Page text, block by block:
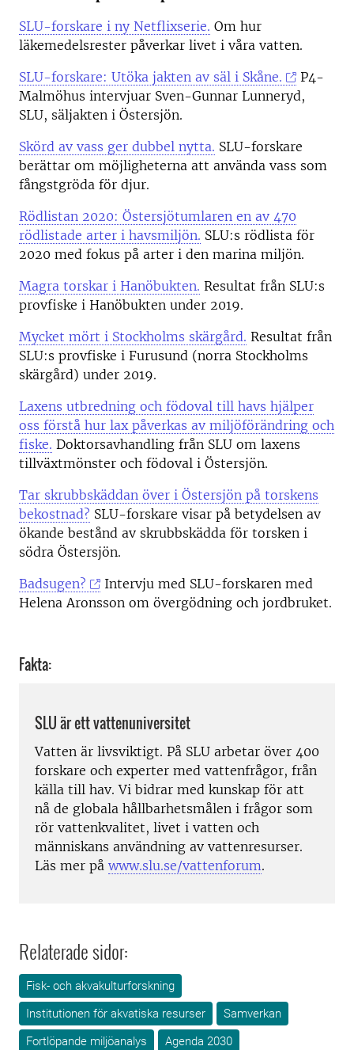
SLU-forskare i ny Netflixserie. Om hur
läkemedelsrester påverkar livet i våra vatten.
SLU-forskare: Utöka jakten av säl i Skåne.
P4-
Malmöhus intervjuar Sven-Gunnar Lunneryd,
SLU, säljakten i Östersjön.
Skörd av vass ger dubbel nytta. SLU-forskare
berättar om möjligheterna att använda vass som
fångstgröda för djur.
Rödlistan 2020: Östersjötumlaren en av 470
rödlistade arter i havsmiljön. SLU:s rödlista för
2020 med fokus på arter i den marina miljön.
Magra torskar i Hanöbukten. Resultat från SLU:s
provfiske i Hanöbukten under 2019.
Mycket mört i Stockholms skärgård. Resultat från
SLU:s provfiske i Furusund (norra Stockholms
skärgård) under 2019.
Laxens utbredning och födoval till havs hjälper
oss förstå hur lax påverkas av miljöförändring och
fiske. Doktorsavhandling från SLU om laxens
tillväxtmönster och födoval i Östersjön.
Tar skrubbskäddan över i Östersjön på torskens
bekostnad? SLU-forskare visar på betydelsen av
ökande bestånd av skrubbskädda för torsken i
södra Östersjön.
Badsugen?
Intervju med SLU-forskaren med
Helena Aronsson om övergödning och jordbruket.
Fakta:
SLU är ett vattenuniversitet
Vatten är livsviktigt. På SLU arbetar över 400
forskare och experter med vattenfrågor, från
källa till hav. Vi bidrar med kunskap för att
nå de globala hållbarhetsmålen i frågor som
rör vattenkvalitet, livet i vatten och
människans användning av vattenresurser.
Läs mer på www.slu.se/vattenforum.
Relaterade sidor:
Fisk- och akvakulturforskning
Institutionen för akvatiska resurser
Samverkan
Fortlöpande miljöanalys
Agenda 2030